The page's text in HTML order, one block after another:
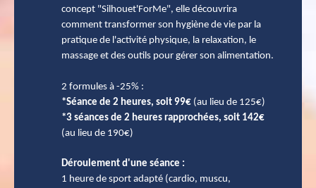
concept "Silhouet'ForMe", elle découvrira
comment transformer son hygiène de vie par la
pratique de l'activité physique, la relaxation, le
massage et des outils pour gérer son alimentation.
2 formules à -25% :
*Séance de 2 heures, soit 99€ (au lieu de 125€)
*3 séances de 2 heures rapprochées, soit 142€
(au lieu de 190€)
Déroulement d'une séance :
1 heure de sport adapté (cardio, muscu,